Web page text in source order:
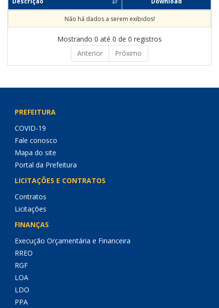
Não há dados a serem exibidos!
Mostrando 0 até 0 de 0 registros
Anterior
Próximo
PREFEITURA
COVID-19
Fale conosco
Mapa do site
Portal da Prefeitura
LICITAÇÕES E CONTRATOS
Contratos
Licitações
FINANÇAS
Execução Orçamentária e Financeira
RREO
RGF
LOA
LDO
PPA